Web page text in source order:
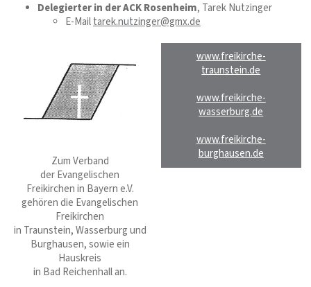
Delegierter in der ACK Rosenheim, Tarek Nutzinger
E-Mailtarek.nutzinger@gmx.de
Zum Verband
der Evangelischen
Freikirchen in Bayern e.V.
gehören die Evangelischen
Freikirchen
in Traunstein, Wasserburg und
Burghausen, sowie ein
Hauskreis
in Bad Reichenhall an.
www.freikirche-
traunstein.de
www.freikirche-
wasserburg.de
www.freikirche-
burghausen.de